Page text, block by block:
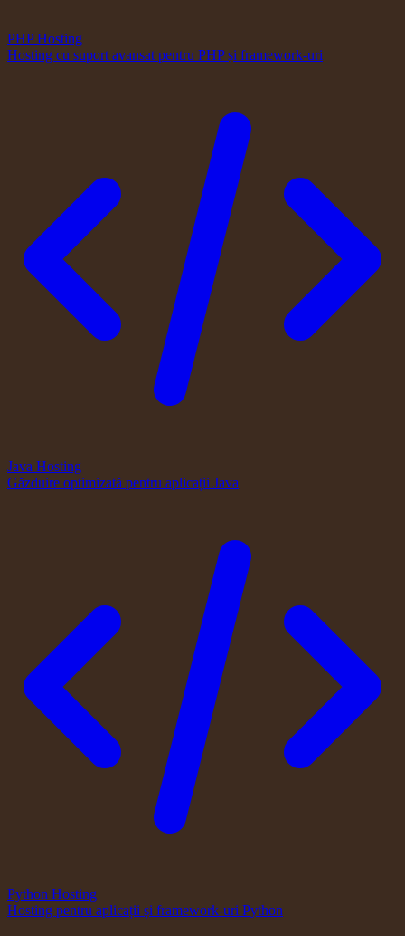
PHP Hosting
Hosting cu suport avansat pentru PHP și framework-uri
Java Hosting
Găzduire optimizată pentru aplicații Java
Python Hosting
Hosting pentru aplicații și framework-uri Python